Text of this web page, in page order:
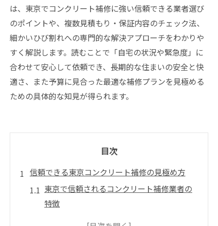
は、東京でコンクリート補修に強い信頼できる業者選び
のポイントや、複数見積もり・保証内容のチェック法、
細かいひび割れへの専門的な解決アプローチをわかりや
すく解説します。読むことで「自宅の状況や緊急度」に
合わせて安心して依頼でき、長期的な住まいの安全と快
適さ、また予算に見合った最適な補修プランを見極める
ための具体的な知見が得られます。
目次
信頼できる東京コンクリート補修の見極め方
東京で信頼されるコンクリート補修業者の
特徴
補修実績と保証内容から業者を選ぶ基準